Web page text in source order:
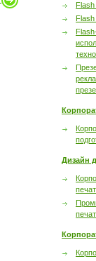
Flash
Дизайн